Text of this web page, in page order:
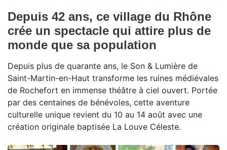
Depuis 42 ans, ce village du Rhône
crée un spectacle qui attire plus de
monde que sa population
Depuis plus de quarante ans, le Son & Lumière de
Saint-Martin-en-Haut transforme les ruines médiévales
de Rochefort en immense théâtre à ciel ouvert. Portée
par des centaines de bénévoles, cette aventure
culturelle unique revient du 10 au 14 août avec une
création originale baptisée La Louve Céleste.